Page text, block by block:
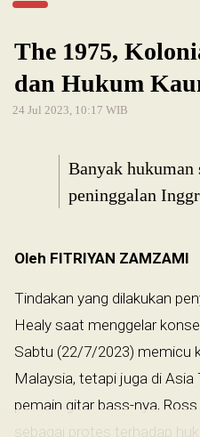
The 1975,
dan Hukum
24 Jul 2023, 10:17 WIB
Banyak hukuman
peninggalan
Oleh FITRIYAN ZAMZAMI
Tindakan yang dilakukan
Healy saat menggelar
Sabtu (22/7/2023) memicu
Malaysia, tetapi juga di
pemain gitar bass-nya,
sebagai protes terhadap